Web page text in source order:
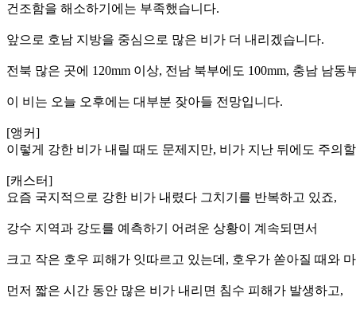
건조함을 해소하기에는 부족했습니다.
앞으로 호남 지방을 중심으로 많은 비가 더 내리겠습니다.
전북 많은 곳에 120mm 이상, 전남 북부에도 100mm, 충남 남동
이 비는 오늘 오후에는 대부분 잦아들 전망입니다.
[앵커]
이렇게 강한 비가 내릴 때도 문제지만, 비가 지난 뒤에도 주의
[캐스터]
요즘 국지적으로 강한 비가 내렸다 그치기를 반복하고 있죠,
강수 지역과 강도를 예측하기 어려운 상황이 계속되면서
크고 작은 호우 피해가 잇따르고 있는데, 호우가 쏟아질 때와
먼저 짧은 시간 동안 많은 비가 내리면 침수 피해가 발생하고,